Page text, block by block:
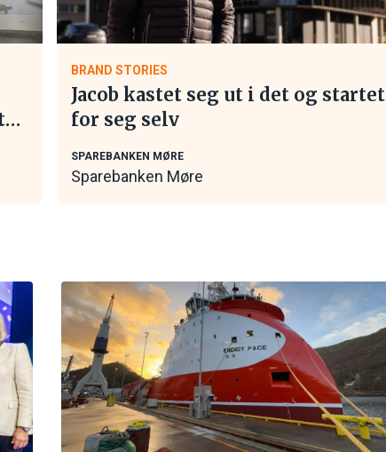
BRAND STORIES
Jacob kastet seg ut i det og startet
for seg selv
SPAREBANKEN MØRE
Sparebanken Møre